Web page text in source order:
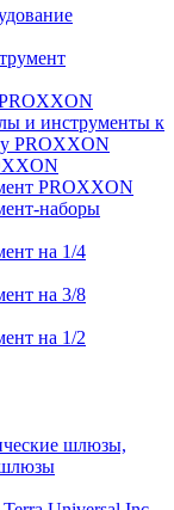
и инструменты к
PROXXON
PROXXON
наборы
на 1/4
на 3/8
на 1/2
шлюзы,